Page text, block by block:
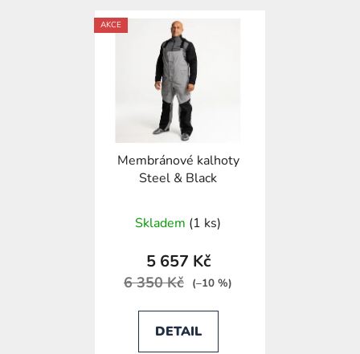
AKCE
Membránové kalhoty
Steel & Black
Skladem (1 ks)
5 657 Kč
6 350 Kč (–10 %)
DETAIL